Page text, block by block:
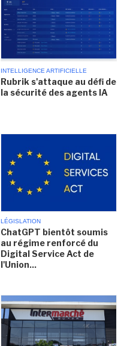
INTELLIGENCE ARTIFICIELLE
Rubrik s'attaque au défi de
la sécurité des agents IA
LÉGISLATION
ChatGPT bientôt soumis
au régime renforcé du
Digital Service Act de
l'Union...